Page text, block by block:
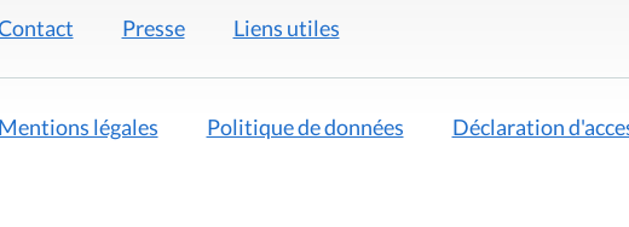
Presse Liens utiles
Mentions légales Politique de données Déclaration